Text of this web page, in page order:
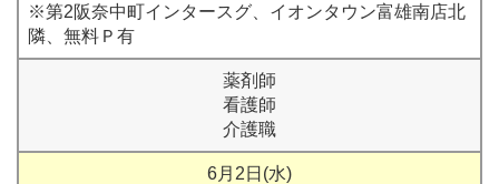
※第2阪奈中町インタースグ、イオンタウン富雄南店北
隣、無料Ｐ有
薬剤師
看護師
介護職
6月2日(水)